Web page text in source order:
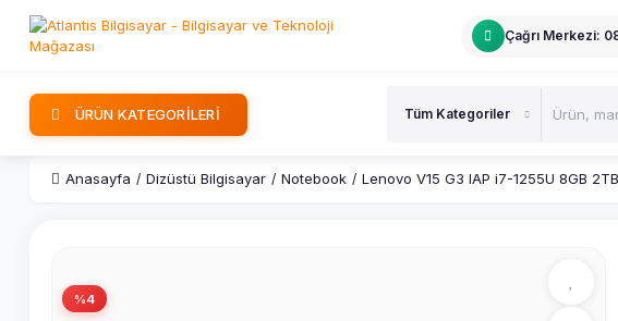
Çağrı Merkezi:
ÜRÜN KATEGORİLERİ
Anasayfa Dizüstü Bilgisayar Notebook Lenovo V15 G3 IAP i7-1255U 8GB
%4